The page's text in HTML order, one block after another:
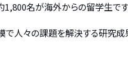
名が海外からの留学生で
人々の課題を解決する研究